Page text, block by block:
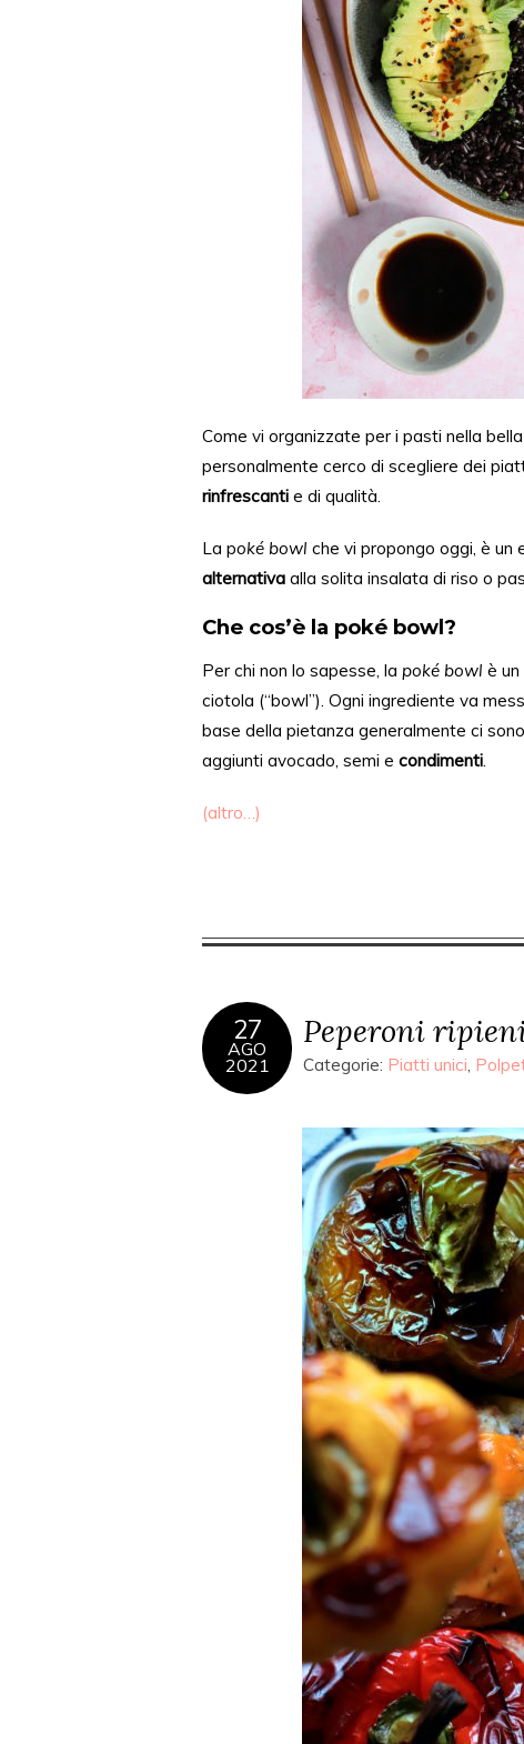
Come vi organizzate per i pasti nella
personalmente cerco di scegliere dei
rinfrescanti e di qualità.
La poké bowl che vi propongo oggi, è un
alternativa alla solita insalata di riso o
Che cos’è la poké bowl?
Per chi non lo sapesse, la poké bowl è
ciotola (“bowl”). Ogni ingrediente va
base della pietanza generalmente ci sono
aggiunti avocado, semi e condimenti.
(altro…)
27
AGO
2021
Peperoni
Categorie: Piatti unici,